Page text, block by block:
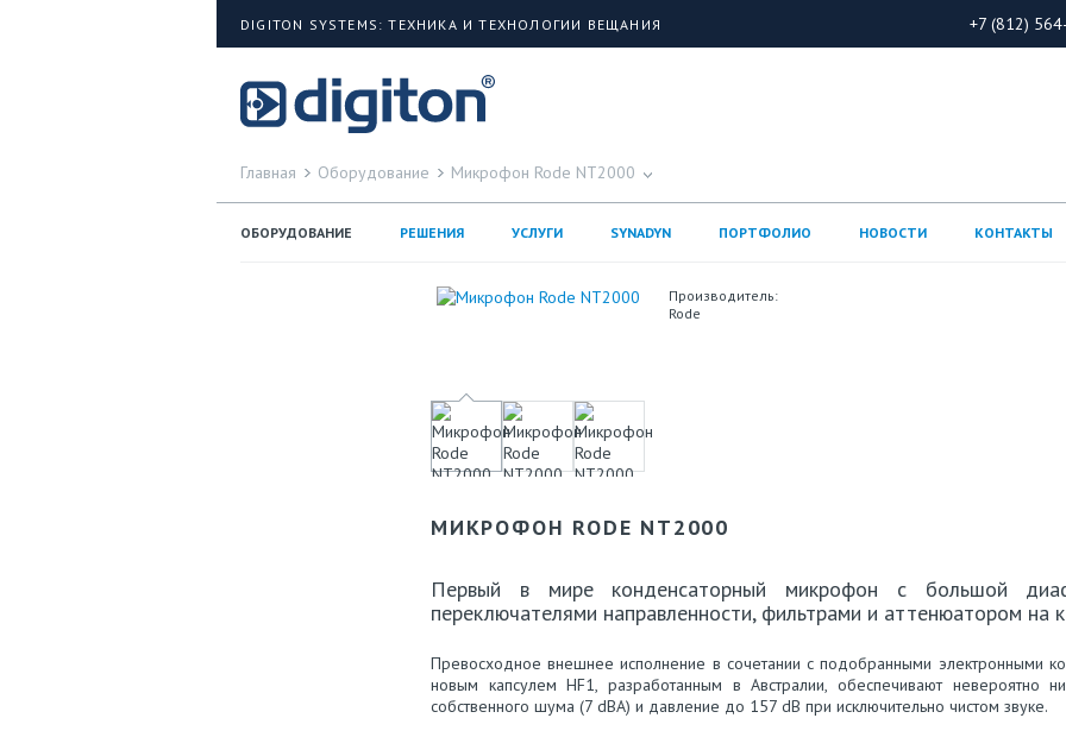
+7 (812)
DIGITON SYSTEMS: ТЕХНИКА И ТЕХНОЛОГИИ ВЕЩАНИЯ
Главная Оборудование Микрофон Rode NT2000
ОБОРУДОВАНИЕ РЕШЕНИЯ УСЛУГИ SYNADYN ПОРТФОЛИО НОВОСТИ КОНТАКТЫ
Производитель:
Rode
МИКРОФОН RODE NT2000
Первый в мире конденсаторный микрофон с большой
переключателями направленности, фильтрами и аттенюатором на
Превосходное внешнее исполнение в сочетании с подобранными электронными
новым капсулем HF1, разработанным в Австралии, обеспечивают невероятно
собственного шума (7 dBA) и давление до 157 dB при исключительно чистом звуке.